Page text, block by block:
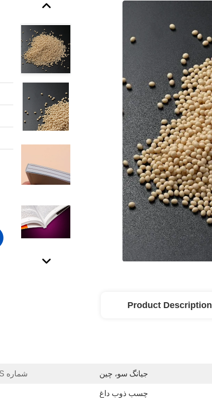
Product Description
جیانگ سو، چین شماره CAS:
چسب ذوب داغ